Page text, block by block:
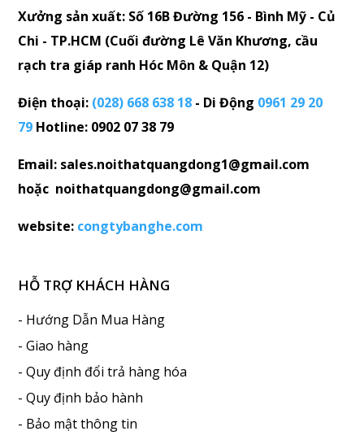
Xưởng sản xuất: Số 16B Đường 156 - Bình Mỹ - Củ
Chi - TP.HCM (Cuối đường Lê Văn Khương, cầu
rạch tra giáp ranh Hóc Môn & Quận 12)
Điện thoại: (028) 668 638 18 - Di Động 0961 29 20
79 Hotline: 0902 07 38 79
Email: sales.noithatquangdong1@gmail.com
hoặc noithatquangdong@gmail.com
website: congtybanghe.com
HỖ TRỢ KHÁCH HÀNG
- Hướng Dẫn Mua Hàng
- Giao hàng
- Quy định đổi trả hàng hóa
- Quy định bảo hành
- Bảo mật thông tin